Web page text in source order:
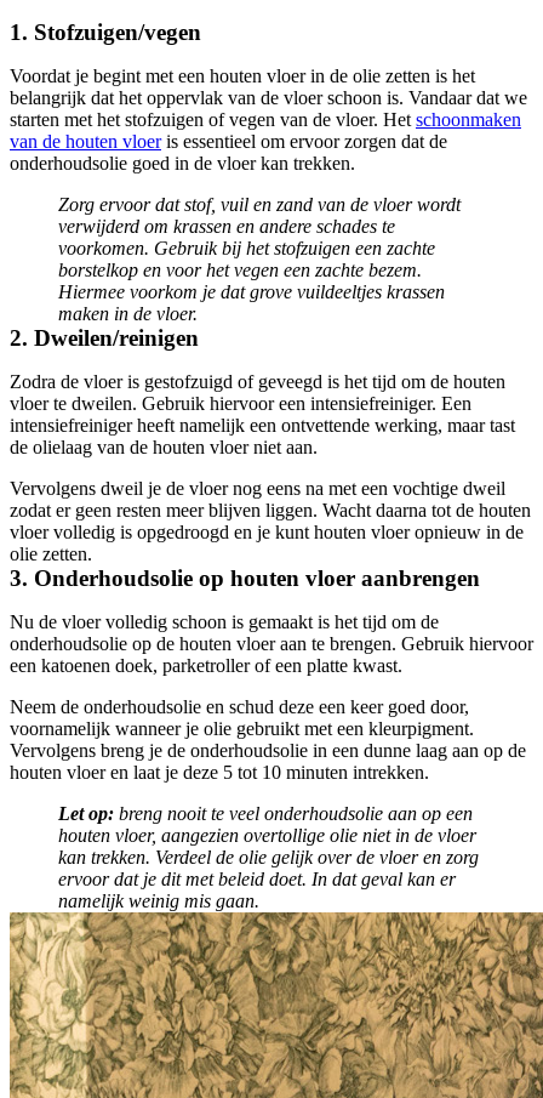
1. Stofzuigen/vegen
Voordat je begint met een houten vloer in de olie zetten is het
belangrijk dat het oppervlak van de vloer schoon is. Vandaar dat we
starten met het stofzuigen of vegen van de vloer. Het schoonmaken
van de houten vloeris essentieel om ervoor zorgen dat de
onderhoudsolie goed in de vloer kan trekken.
Zorg ervoor dat stof, vuil en zand van de vloer wordt
verwijderd om krassen en andere schades te
voorkomen. Gebruik bij het stofzuigen een zachte
borstelkop en voor het vegen een zachte bezem.
Hiermee voorkom je dat grove vuildeeltjes krassen
maken in de vloer.
2. Dweilen/reinigen
Zodra de vloer is gestofzuigd of geveegd is het tijd om de houten
vloer te dweilen. Gebruik hiervoor een intensiefreiniger. Een
intensiefreiniger heeft namelijk een ontvettende werking, maar tast
de olielaag van de houten vloer niet aan.
Vervolgens dweil je de vloer nog eens na met een vochtige dweil
zodat er geen resten meer blijven liggen. Wacht daarna tot de houten
vloer volledig is opgedroogd en je kunt houten vloer opnieuw in de
olie zetten.
3. Onderhoudsolie op houten vloer aanbrengen
Nu de vloer volledig schoon is gemaakt is het tijd om de
onderhoudsolie op de houten vloer aan te brengen. Gebruik hiervoor
een katoenen doek, parketroller of een platte kwast.
Neem de onderhoudsolie en schud deze een keer goed door,
voornamelijk wanneer je olie gebruikt met een kleurpigment.
Vervolgens breng je de onderhoudsolie in een dunne laag aan op de
houten vloer en laat je deze 5 tot 10 minuten intrekken.
Let op: breng nooit te veel onderhoudsolie aan op een
houten vloer, aangezien overtollige olie niet in de vloer
kan trekken. Verdeel de olie gelijk over de vloer en zorg
ervoor dat je dit met beleid doet. In dat geval kan er
namelijk weinig mis gaan.